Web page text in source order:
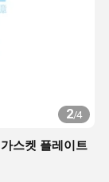
2/4
스켓 플레이트